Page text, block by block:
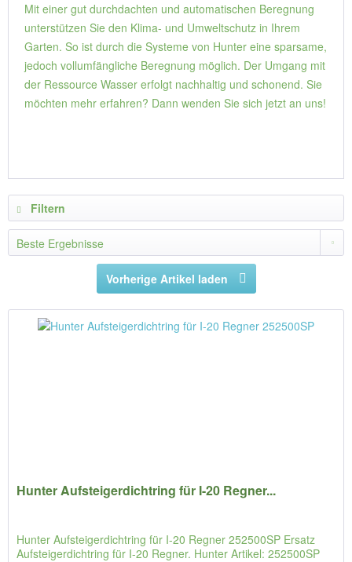
Mit einer gut durchdachten und automatischen Beregnung
unterstützen Sie den Klima- und Umweltschutz in Ihrem
Garten. So ist durch die Systeme von Hunter eine sparsame,
jedoch vollumfängliche Beregnung möglich. Der Umgang mit
der Ressource Wasser erfolgt nachhaltig und schonend. Sie
möchten mehr erfahren? Dann wenden Sie sich jetzt an uns!
Filtern
Vorherige Artikel laden
Hunter Aufsteigerdichtring für I-20 Regner...
Hunter Aufsteigerdichtring für I-20 Regner 252500SP Ersatz
Aufsteigerdichtring für I-20 Regner. Hunter Artikel: 252500SP